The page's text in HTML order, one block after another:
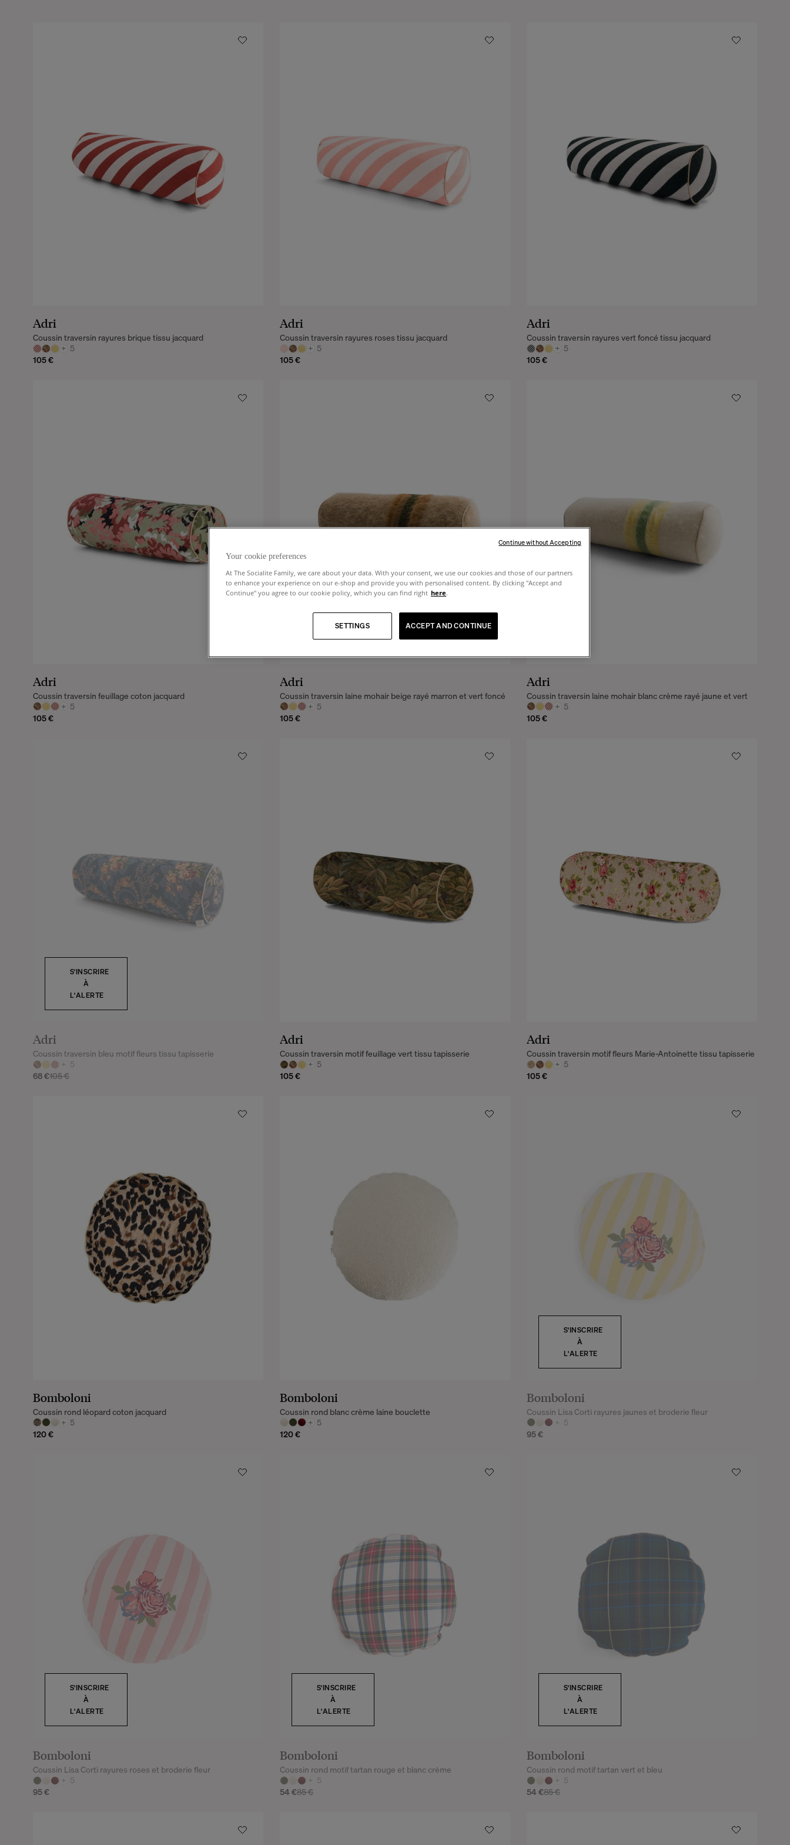
Adri
+ 5
105 €
Coussin traversin rayures brique tissu jacquard
Adri
+ 5
105 €
Coussin traversin rayures roses tissu jacquard
Adri
+ 5
105 €
Coussin traversin rayures vert foncé tissu jacquard
Adri
+ 5
105 €
Coussin traversin feuillage coton jacquard
Adri
+ 5
105 €
Coussin traversin laine mohair beige rayé marron et vert foncé
Adri
+ 5
105 €
Coussin traversin laine mohair blanc crème rayé jaune et vert
S'INSCRIRE
À
L'ALERTE
Adri
+ 5
68 €105 €
Coussin traversin bleu motif fleurs tissu tapisserie
Adri
+ 5
105 €
Coussin traversin motif feuillage vert tissu tapisserie
Adri
+ 5
105 €
Coussin traversin motif fleurs Marie-Antoinette tissu tapisserie
Bomboloni
+ 5
120 €
Coussin rond léopard coton jacquard
Bomboloni
+ 5
120 €
Coussin rond blanc crème laine bouclette
S'INSCRIRE
À
L'ALERTE
Bomboloni
+ 5
95 €
Coussin Lisa Corti rayures jaunes et broderie fleur
S'INSCRIRE
À
L'ALERTE
Bomboloni
+ 5
95 €
Coussin Lisa Corti rayures roses et broderie fleur
S'INSCRIRE
À
L'ALERTE
Bomboloni
+ 5
54 €85 €
Coussin rond motif tartan rouge et blanc crème
S'INSCRIRE
À
L'ALERTE
Bomboloni
+ 5
54 €85 €
Coussin rond motif tartan vert et bleu
Your cookie preferences
At The Socialite Family, we care about your data. With your consent, we use our cookies and those of our partners
to enhance your experience on our e-shop and provide you with personalised content. By clicking "Accept and
Continue" you agree to our cookie policy, which you can find right here.
ACCEPT AND CONTINUE
SETTINGS
Continue without Accepting